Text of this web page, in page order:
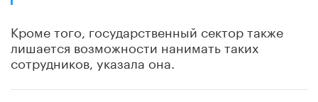
Кроме того, государственный сектор также
лишается возможности нанимать таких
сотрудников, указала она.